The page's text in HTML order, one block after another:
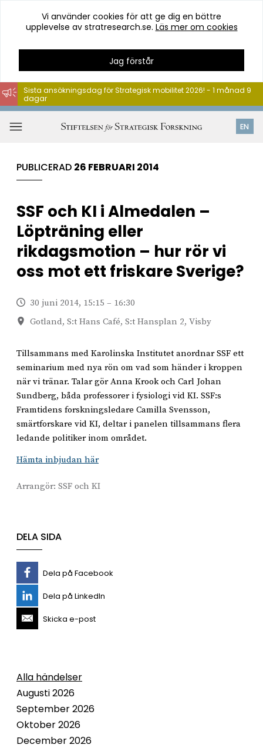
Hoppa
till
innehåll
Vi använder cookies för att ge dig en bättre
upplevelse av stratresearch.se. Läs mer om cookies
Jag förstår
EN
Sista ansökningsdag för Strategisk mobilitet 2026! - 1 månad 9
dagar
PUBLICERAD 26 FEBRUARI 2014
SSF och KI i Almedalen –
Löpträning eller
rikdagsmotion – hur rör vi
oss mot ett friskare Sverige?
30 juni 2014, 15:15 – 16:30
Gotland, S:t Hans Café, S:t Hansplan 2, Visby
Tillsammans med Karolinska Institutet anordnar SSF ett
seminarium med nya rön om vad som händer i kroppen
när vi tränar. Talar gör Anna Krook och Carl Johan
Sundberg, båda professorer i fysiologi vid KI. SSF:s
Framtidens forskningsledare Camilla Svensson,
smärtforskare vid KI, deltar i panelen tillsammans flera
ledande politiker inom området.
Hämta inbjudan här
Arrangör: SSF och KI
DELA SIDA
Dela på Facebook
Dela på LinkedIn
Skicka e-post
Alla händelser
Augusti 2026
September 2026
Oktober 2026
December 2026